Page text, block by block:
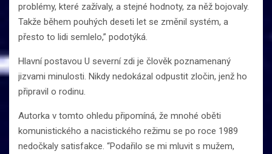
problémy, které zažívaly, a stejné hodnoty, za něž bojovaly.
Takže během pouhých deseti let se změnil systém, a
přesto to lidi semlelo,” podotýká.
Hlavní postavou U severní zdi je člověk poznamenaný
jizvami minulosti. Nikdy nedokázal odpustit zločin, jenž ho
připravil o rodinu.
Autorka v tomto ohledu připomíná, že mnohé oběti
komunistického a nacistického režimu se po roce 1989
nedočkaly satisfakce. “Podařilo se mi mluvit s mužem,